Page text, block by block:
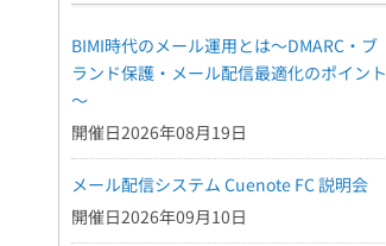
BIMI時代のメール運用とは～DMARC・ブ
ランド保護・メール配信最適化のポイント
～
開催日2026年08月19日
メール配信システム Cuenote FC 説明会
開催日2026年09月10日